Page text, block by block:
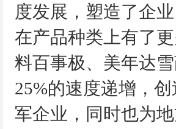
度发展，塑造了企
在产品种类上有了
料百事极、美年达
25%的速度递增，
军企业，同时也为